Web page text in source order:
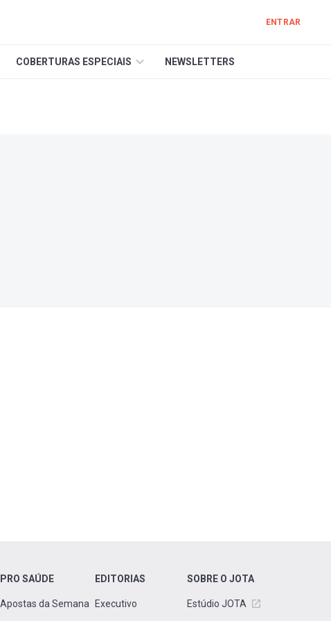
ENTRAR
COBERTURAS ESPECIAIS NEWSLETTERS
PRO SAÚDE
Apostas da Semana
EDITORIAS
Executivo
SOBRE O JOTA
Estúdio JOTA